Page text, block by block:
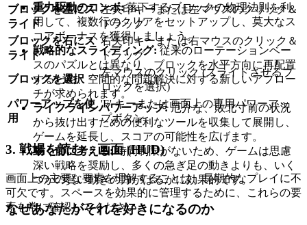
重力駆動のコンボ:落下するブロックの物理法則を利
用して、複数行のクリアをセットアップし、莫大なス
コアボーナスを獲得しましょう。
戦略的なスライディング:従来のローテーションベー
スのパズルとは異なり、ブロックを水平方向に再配置
するため、空間的な問題解決に対する新しいアプロー
チが求められます。
ライフラインパワーアップ:厄介な、敗北寸前の状況
から抜け出すための便利なツールを収集して展開し、
ゲームを延長し、スコアの可能性を広げます。
動く前に考える:時間制限がないため、ゲームは思慮
深い戦略を奨励し、多くの急ぎ足の動きよりも、いく
つかの賢い動きの方がはるかに効果的です。
なぜあなたがそれを好きになるのか
ブロックを左にス
ライド
左矢印キーまたは左マウスのクリック＆
ドラッグ
ブロックを右にス
ライド
右矢印キーまたは右マウスのクリック＆
ドラッグ
ブロックを選択
左マウスのクリック (スライドさせるブ
ロックを選択)
パワーアップを使
用
'E' キーまたは画面上の専用パワーアッ
プボタン
3. 戦場を読む：画面 (HUD)
画面上の主要な要素を理解することは、長期的なプレイに不
可欠です。スペースを効果的に管理するために、これらの要
素を常に確認してください。